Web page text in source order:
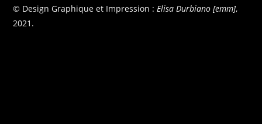
© Design Graphique et Impression :Elisa Durbiano [emm],
2021.